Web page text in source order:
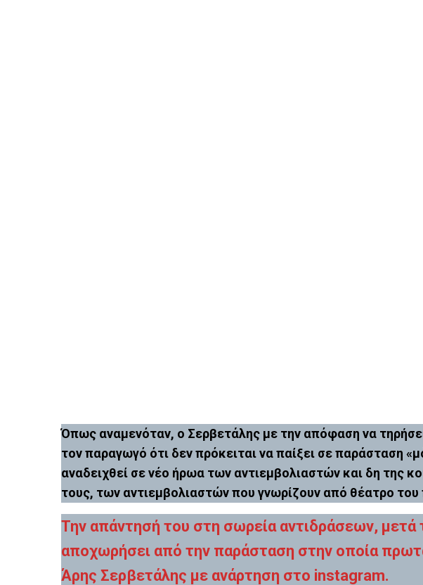
Όπως αναμενόταν, ο Σερβετάλης με την απόφαση να
τον παραγωγό ότι δεν πρόκειται να παίξει σε παράσταση
αναδειχθεί σε νέο ήρωα των αντιεμβολιαστών και δη της
τους, των αντιεμβολιαστών που γνωρίζουν από θέατρο
Την απάντησή του στη σωρεία αντιδράσεων,
αποχωρήσει από την παράσταση στην οποία
Άρης Σερβετάλης με ανάρτηση στο instagram.